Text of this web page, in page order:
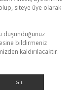
siteye üye olarak
düşündüğünüz
bildirmeniz
kaldırılacaktır.